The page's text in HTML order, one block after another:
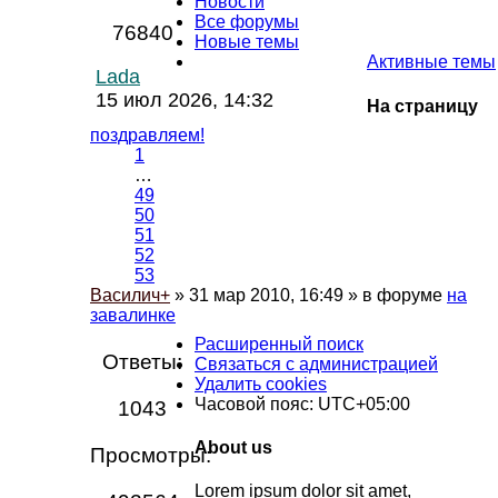
76840
Lada
15 июл 2026, 14:32
поздравляем!
1
…
49
50
51
52
53
Василич+ » 31 мар 2010, 16:49 » в форуме на
завалинке
Ответы:
1043
Просмотры:
Все форумы
Новые темы
Активные темы
На страницу
Расширенный поиск
Связаться с администрацией
Удалить cookies
Часовой пояс: UTC+05:00
About us
Lorem ipsum dolor sit amet,